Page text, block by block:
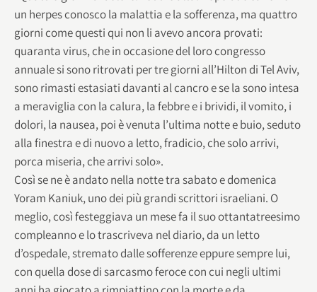
un herpes conosco la malattia e la sofferenza, ma quattro
giorni come questi qui non li avevo ancora provati:
quaranta virus, che in occasione del loro congresso
annuale si sono ritrovati per tre giorni all’Hilton di Tel Aviv,
sono rimasti estasiati davanti al cancro e se la sono intesa
a meraviglia con la calura, la febbre e i brividi, il vomito, i
dolori, la nausea, poi è venuta l’ultima notte e buio, seduto
alla finestra e di nuovo a letto, fradicio, che solo arrivi,
porca miseria, che arrivi solo».
Così se ne è andato nella notte tra sabato e domenica
Yoram Kaniuk, uno dei più grandi scrittori israeliani. O
meglio, così festeggiava un mese fa il suo ottantatreesimo
compleanno e lo trascriveva nel diario, da un letto
d’ospedale, stremato dalle sofferenze eppure sempre lui,
con quella dose di sarcasmo feroce con cui negli ultimi